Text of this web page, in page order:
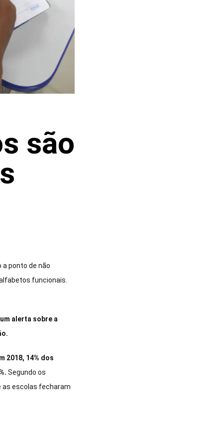
são
a ponto de não
funcionais.
alerta sobre a
2018, 14% dos
Segundo os
as escolas fecharam